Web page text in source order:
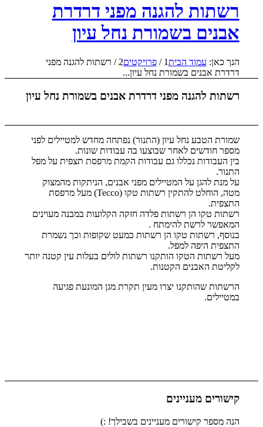
רשתות להגנה מפני דרדרת
אבנים בשמורת נחל עיון
הנך כאן: עמוד הבית1
/ פרויקטים2
/ רשתות להגנה מפני
דרדרת אבנים בשמורת נחל עיון...
רשתות להגנה מפני דרדרת אבנים בשמורת נחל עיון
שמורת הטבע נחל עיון (התנור) נפתחה מחדש למטיילים לפני
מספר חודשים לאחר שבוצעו בה עבודות שונות.
בין העבודות נכללו גם עבודות הקמת מרפסת תצפית על מפל
התנור.
על מנת להגן על המטיילים מפני אבנים, הניתקות מהמצוק
מטה, הוחלט להתקין רשתות טקו (Tecco) מעל מרפסת
התצפית.
רשתות טקו הן רשתות פלדה חזקה הקלועות במבנה מעוינים
המאפשר לרשת להימתח .
בנוסף, רשתות טקו הן רשתות כמעט שקופות וכך נשמרת
התצפית היפה למפל.
מעל רשתות הטקו הותקנו רשתות לולים בעלות עין קטנה יותר
לקליטת האבנים הקטנות.
הרשתות שהותקנו יצרו מעין תקרת מגן המונעת פגיעה
במטיילים.
קישורים מעניינים
הנה מספר קישורים מעניינים בשבילך! :)